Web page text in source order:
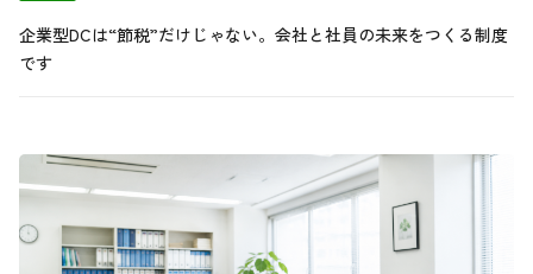
企業型DCは“節税”だけじゃない。会社と社員の未来をつくる制度
です